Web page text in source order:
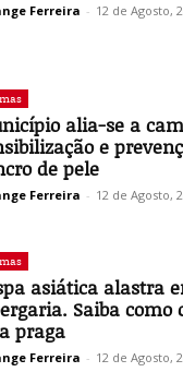
Ferreira - 12 de Agosto,
alia-se a
e
de pele
Ferreira - 12 de Agosto,
asiática alastra
Saiba como
praga
Ferreira - 12 de Agosto,